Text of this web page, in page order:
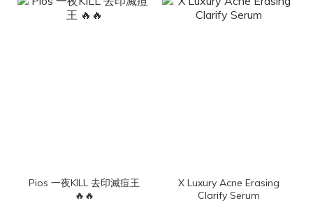
Pios 一夜KILL 去印滅痘王
🔥🔥
X Luxury Acne Erasing
Clarify Serum